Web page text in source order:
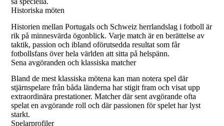
Historiska möten
Historien mellan Portugals och Schweiz herrlandslag i fotboll är
rik på minnesvärda ögonblick. Varje match är en berättelse av
taktik, passion och ibland oförutsedda resultat som får
fotbollsfans över hela världen att sitta på helspänn.
Sena avgöranden och klassiska matcher
Bland de mest klassiska mötena kan man notera spel där
stjärnspelare från båda länderna har stigit fram och visat upp
extraordinära prestationer. Matcher där sent avgörande ofta
spelat en avgörande roll och där passionen för spelet har lyst
starkt.
Spelarprofiler